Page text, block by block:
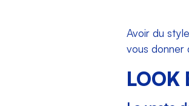
Avoir du
vous donner
LOOK